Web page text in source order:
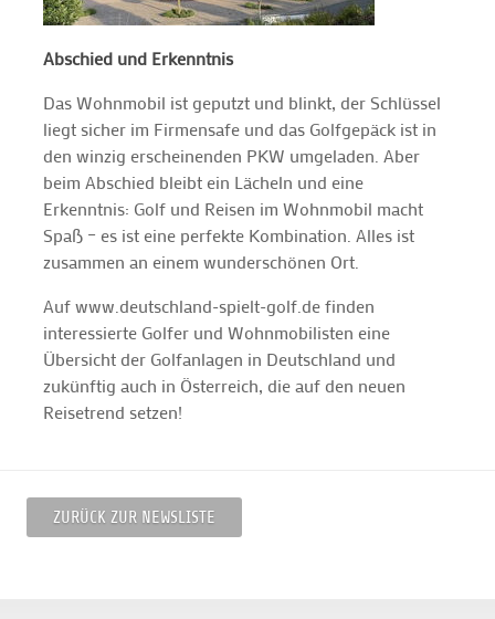
Abschied und Erkenntnis
Das Wohnmobil ist geputzt und blinkt, der Schlüssel
liegt sicher im Firmensafe und das Golfgepäck ist in
den winzig erscheinenden PKW umgeladen. Aber
beim Abschied bleibt ein Lächeln und eine
Erkenntnis: Golf und Reisen im Wohnmobil macht
Spaß – es ist eine perfekte Kombination. Alles ist
zusammen an einem wunderschönen Ort.
Auf www.deutschland-spielt-golf.de finden
interessierte Golfer und Wohnmobilisten eine
Übersicht der Golfanlagen in Deutschland und
zukünftig auch in Österreich, die auf den neuen
Reisetrend setzen!
ZURÜCK ZUR NEWSLISTE